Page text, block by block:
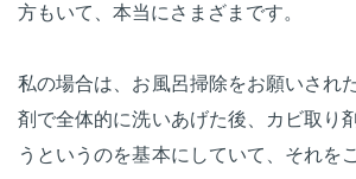
方もいて、本当にさまざまです。
私の場合は、お風呂掃除をお願いされ
剤で全体的に洗いあげた後、カビ取り
うというのを基本にしていて、それを